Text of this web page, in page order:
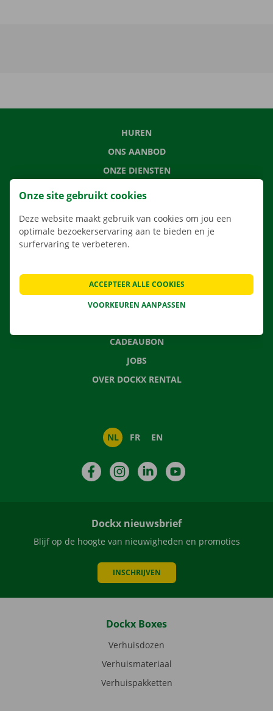
HUREN
ONS AANBOD
ONZE DIENSTEN
LOCATIES
VERHUISOPLOSSINGEN
CONTACTEER ONS
VEELGESTELDE VRAGEN
CADEAUBON
JOBS
OVER DOCKX RENTAL
NL FR EN
FacebookInstagramLinkedIn
Dockx nieuwsbrief
Blijf op de hoogte van nieuwigheden en promoties
INSCHRIJVEN
Dockx Boxes
Verhuisdozen
Verhuismateriaal
Verhuispakketten
Onze site gebruikt cookies
Deze website maakt gebruik van cookies om jou een
optimale bezoekerservaring aan te bieden en je
surfervaring te verbeteren.
VOORKEUREN AANPASSEN
ACCEPTEER ALLE COOKIES